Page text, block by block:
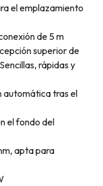
el emplazamiento
de 5 m
superior de
rápidas y
automática tras el
el fondo del
apta para